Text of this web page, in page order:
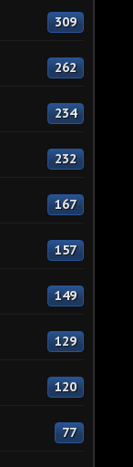
309
262
234
232
167
157
149
129
120
77